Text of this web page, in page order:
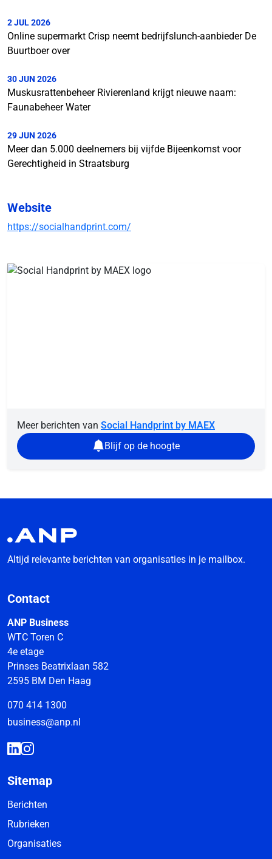
2 JUL 2026
Online supermarkt Crisp neemt bedrijfslunch-aanbieder De
Buurtboer over
30 JUN 2026
Muskusrattenbeheer Rivierenland krijgt nieuwe naam:
Faunabeheer Water
29 JUN 2026
Meer dan 5.000 deelnemers bij vijfde Bijeenkomst voor
Gerechtigheid in Straatsburg
Website
https://socialhandprint.com/
Meer berichten van Social Handprint by MAEX
Blijf op de hoogte
Altijd relevante berichten van organisaties in je mailbox.
Contact
ANP Business
WTC Toren C
4e etage
Prinses Beatrixlaan 582
2595 BM Den Haag
070 414 1300
business@anp.nl
Sitemap
Berichten
Rubrieken
Organisaties